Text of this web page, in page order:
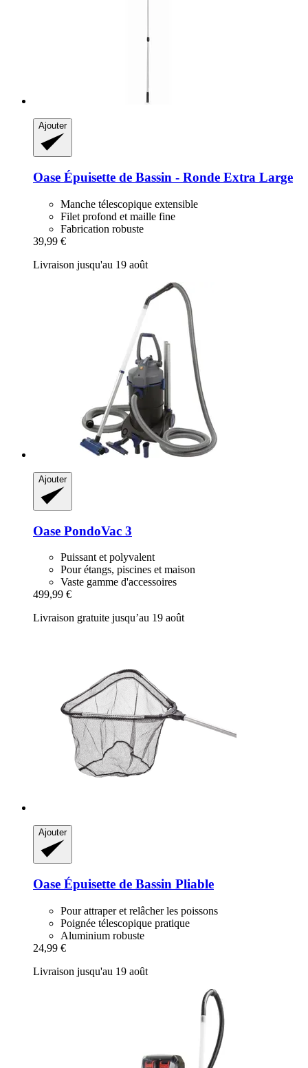
Ajouter
Oase Épuisette de Bassin -​ Ronde Extra Large
Manche télescopique extensible
Filet profond et maille fine
Fabrication robuste
39,99 €
Livraison jusqu'au 19 août
Ajouter
Oase PondoVac 3
Puissant et polyvalent
Pour étangs, piscines et maison
Vaste gamme d'accessoires
499,99 €
Livraison gratuite jusqu’au 19 août
Ajouter
Oase Épuisette de Bassin Pliable
Pour attraper et relâcher les poissons
Poignée télescopique pratique
Aluminium robuste
24,99 €
Livraison jusqu'au 19 août